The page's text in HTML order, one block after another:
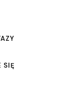
SIĘ